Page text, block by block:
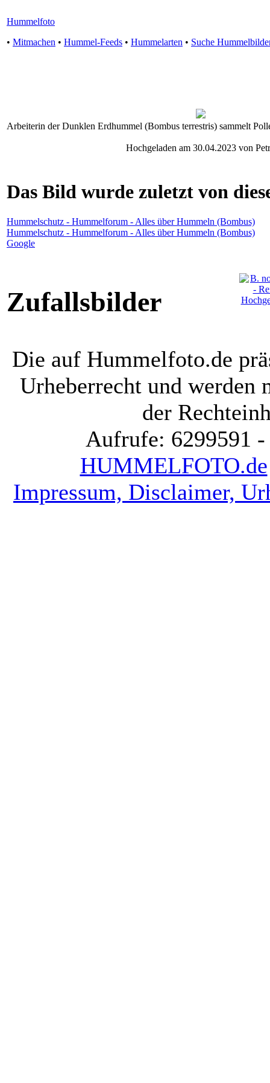
Hummelfoto
• Mitmachen • Hummel-Feeds • Hummelarten • Suche
Arbeiterin der Dunklen Erdhummel (Bombus terrestris) sammelt
Hochgeladen am 30.04.2023 von
Das Bild wurde zuletzt von
Hummelschutz - Hummelforum - Alles über Hummeln (Bombus)
Hummelschutz - Hummelforum - Alles über Hummeln (Bombus)
Google
Zufallsbilder
Die auf Hummelfoto.de
Urheberrecht und werden
der
Aufrufe: 6299591
HUMMELFOTO.de
Impressum, Disclaimer,